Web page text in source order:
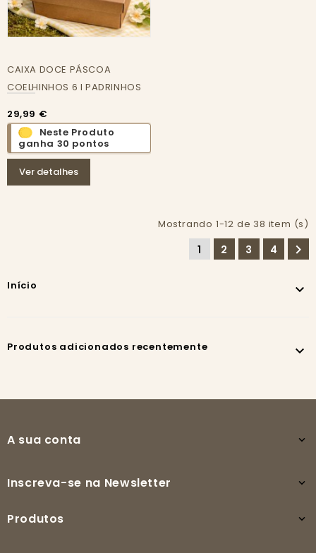
CAIXA DOCE PÁSCOA
COELHINHOS 6 I PADRINHOS
29,99 €
Neste Produto
ganha 30 pontos
Ver detalhes
Mostrando 1-12 de 38 item (s)
1 2 3 4 
Início 
Produtos adicionados recentemente 
A sua conta 
Inscreva-se na Newsletter 
Produtos 